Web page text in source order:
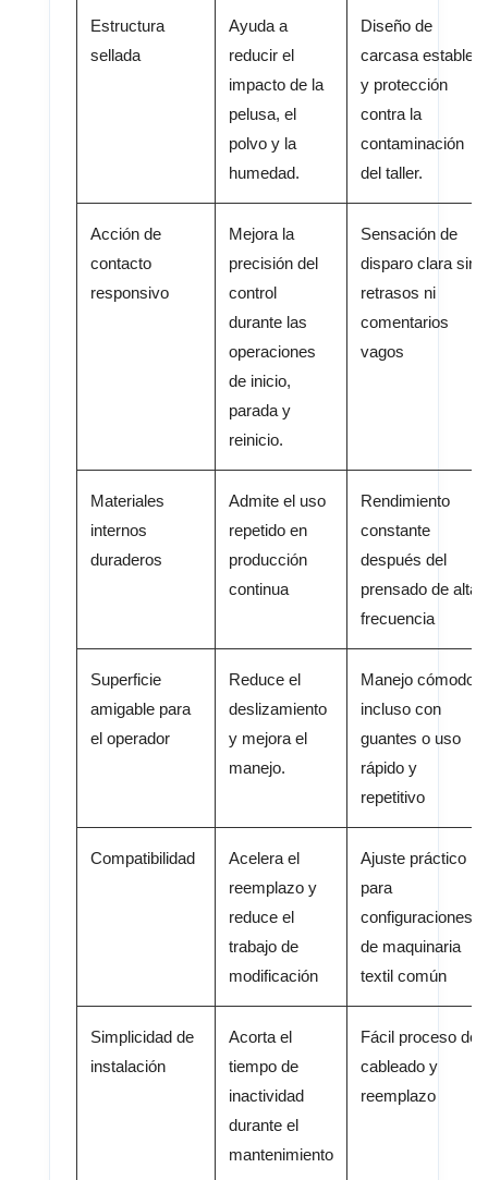
Estructura
sellada
Ayuda a
reducir el
impacto de la
pelusa, el
polvo y la
humedad.
Diseño de
carcasa estable
y protección
contra la
contaminación
del taller.
Acción de
contacto
responsivo
Mejora la
precisión del
control
durante las
operaciones
de inicio,
parada y
reinicio.
Sensación de
disparo clara sin
retrasos ni
comentarios
vagos
Materiales
internos
duraderos
Admite el uso
repetido en
producción
continua
Rendimiento
constante
después del
prensado de alta
frecuencia
Superficie
amigable para
el operador
Reduce el
deslizamiento
y mejora el
manejo.
Manejo cómodo
incluso con
guantes o uso
rápido y
repetitivo
Compatibilidad
Acelera el
reemplazo y
reduce el
trabajo de
modificación
Ajuste práctico
para
configuraciones
de maquinaria
textil común
Simplicidad de
instalación
Acorta el
tiempo de
inactividad
durante el
mantenimiento
Fácil proceso de
cableado y
reemplazo